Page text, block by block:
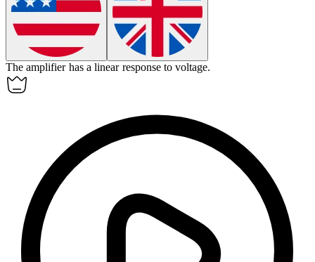
The amplifier has alinear response to voltage.